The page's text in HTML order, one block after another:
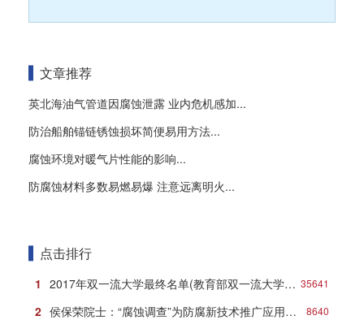
文章推荐
英北海油气管道因腐蚀泄露 业内危机感加...
防治船舶锚链锈蚀损坏简便易用方法...
腐蚀环境对暖气片性能的影响...
防腐蚀材料多数易燃易爆 注意远离明火...
点击排行
35641
1 2017年双一流大学最终名单(教育部双一流大学名单)
8640
2 侯保荣院士：“腐蚀调查”为防腐新技术推广应用打响第一炮